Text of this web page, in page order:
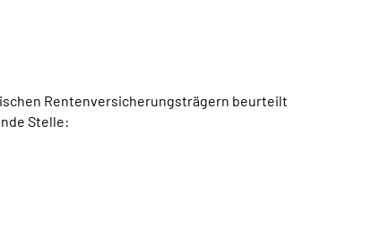
Rentenversicherungsträgern beurteilt
Stelle: